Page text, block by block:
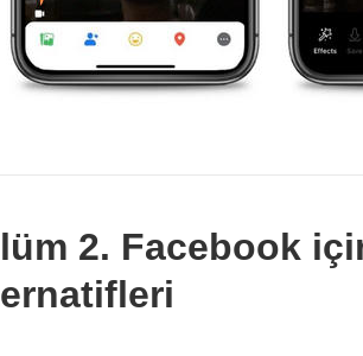
2. Facebook